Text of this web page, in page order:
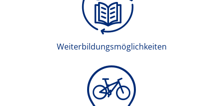
Weiterbildungsmöglichkeiten